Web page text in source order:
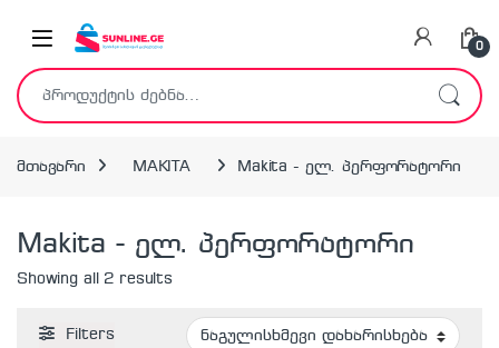
0
ძებნა:
მთავარი MAKITA Makita - ელ. პერფორატორი
Makita - ელ. პერფორატორი
Showing all 2 results
Filters